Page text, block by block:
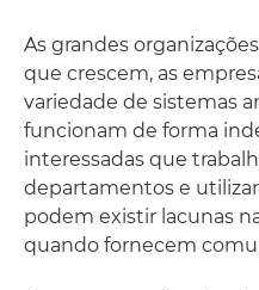
As grandes
que crescem, as
variedade de sistemas
funcionam de forma
interessadas que
departamentos e
podem existir lacunas
quando fornecem